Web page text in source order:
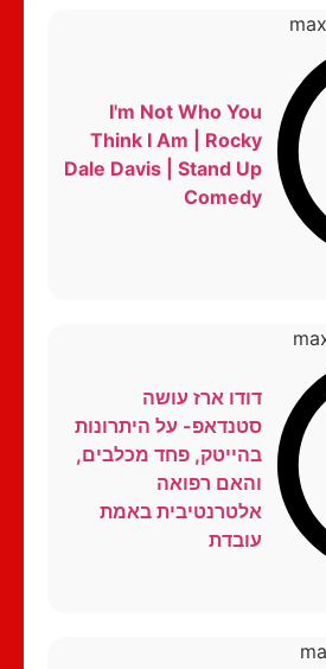
I'm Not Who You
Think I Am | Rocky
Dale Davis | Stand Up
Comedy
דודו ארז עושה
סטנדאפ- על היתרונות
בהייטק, פחד מכלבים,
והאם רפואה
אלטרנטיבית באמת
עובדת